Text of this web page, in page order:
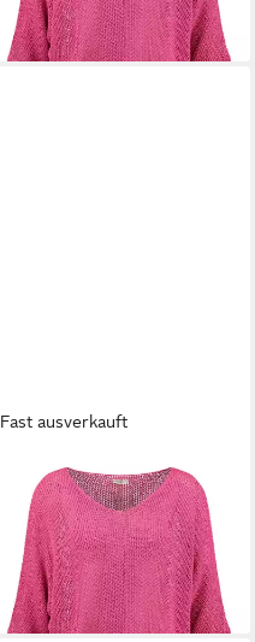
Fast ausverkauft
KEY LARGOV-Ausschnitt-
Pullover WKN FRESH v-neck
39,99 € UVP49,99 €
-20%